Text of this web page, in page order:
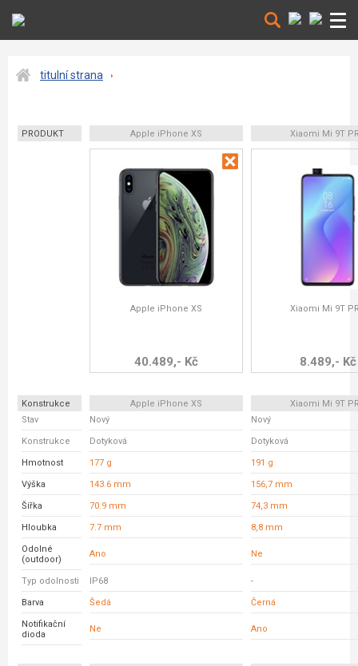
titulní strana
PRODUKT Apple iPhone XS Xiaomi Mi 9T
Apple iPhone XS
40.489,- Kč
Xiaomi Mi 9T
8.489,- Kč
Konstrukce Apple iPhone XS
Xiaomi Mi 9T
Stav
Nový Nový
Konstrukce Dotyková Dotyková
Hmotnost 177 g 191 g
Výška 143.6 mm 156,7 mm
Šířka 70.9 mm 74,3 mm
Hloubka 7.7 mm 8,8 mm
Odolné
(outdoor)
Ano Ne
Typ odolnosti IP68 -
Barva Šedá Černá
Notifikační
dioda
Ne Ano